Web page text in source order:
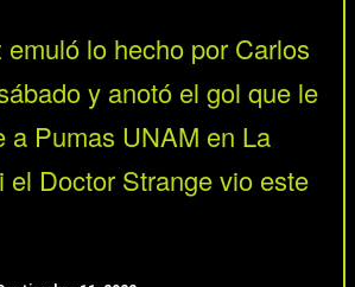
lo hecho por Carlos
y anotó el gol que le
a Pumas UNAM en La
el Doctor Strange vio este